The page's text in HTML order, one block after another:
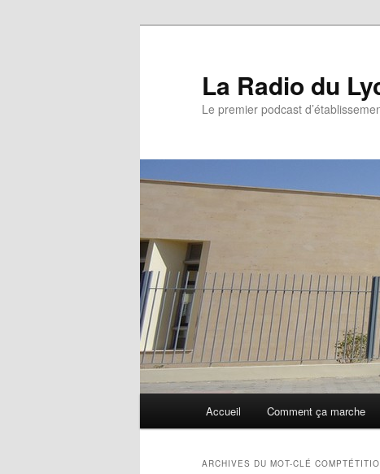
La Radio du
Le premier podcast
Aller
Aller
Accueil Comment ça marche
ARCHIVES DU MOT-CLÉ